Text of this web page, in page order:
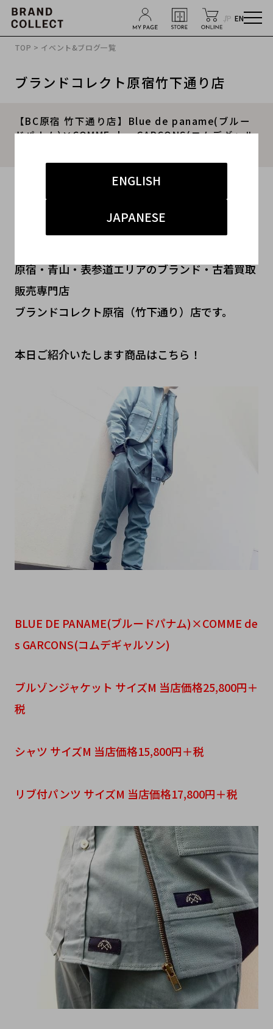
JP EN
ENGLISH
JAPANESE
TOP > イベント&ブログ一覧
ブランドコレクト原宿竹下通り店
【BC原宿 竹下通り店】Blue de paname(ブルー
ドパナム)×COMME des GARCONS(コムデギャル
#原宿竹下通り店
原宿・青山・表参道エリアのブランド・古着買取
販売専門店
ブランドコレクト原宿（竹下通り）店です。
本日ご紹介いたします商品はこちら！
BLUE DE PANAME(ブルードパナム)×COMME de
s GARCONS(コムデギャルソン)
ブルゾンジャケット サイズM 当店価格25,800円＋
税
シャツ サイズM 当店価格15,800円＋税
リブ付パンツ サイズM 当店価格17,800円＋税